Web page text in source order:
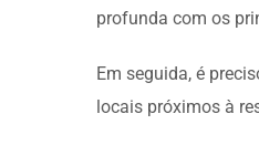
profunda com os
Em seguida, é
locais próximos à